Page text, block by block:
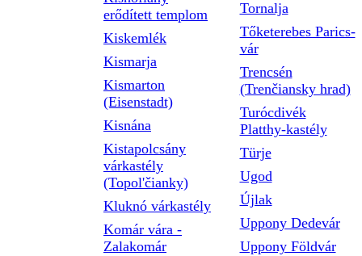
erődített templom
Kiskemlék
Kismarja
Kismarton
(Eisenstadt)
Kisnána
Kistapolcsány
várkastély
(Topol'čianky)
Kluknó várkastély
Komár vára -
Zalakomár
Tornalja
Tőketerebes Parics-
vár
Trencsén
(Trenčiansky hrad)
Turócdivék
Platthy-kastély
Türje
Ugod
Újlak
Uppony Dedevár
Uppony Földvár